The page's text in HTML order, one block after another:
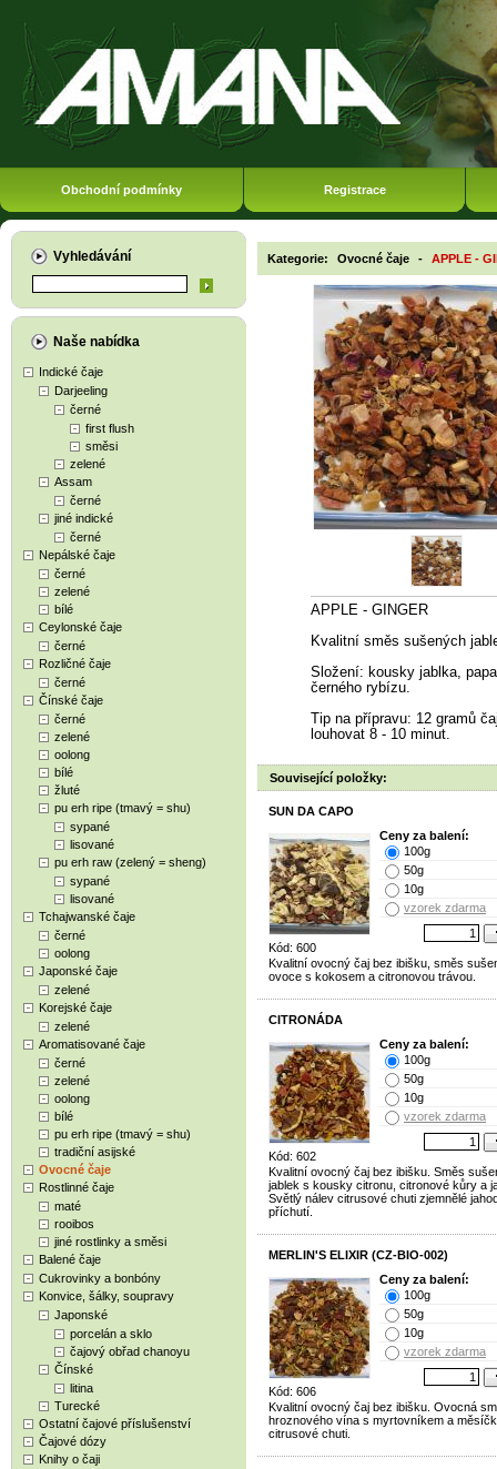
Obchodní podmínky Registrace
Vyhledávání
Naše nabídka
Indické čaje
Darjeeling
černé
first flush
směsi
zelené
Assam
černé
jiné indické
černé
Nepálské čaje
černé
zelené
bílé
Ceylonské čaje
černé
Rozličné čaje
černé
Čínské čaje
černé
zelené
oolong
bílé
žluté
pu erh ripe (tmavý = shu)
sypané
lisované
pu erh raw (zelený = sheng)
sypané
lisované
Tchajwanské čaje
černé
oolong
Japonské čaje
zelené
Korejské čaje
zelené
Aromatisované čaje
černé
zelené
oolong
bílé
pu erh ripe (tmavý = shu)
tradiční asijské
Ovocné čaje
Rostlinné čaje
maté
rooibos
jiné rostlinky a směsi
Balené čaje
Cukrovinky a bonbóny
Konvice, šálky, soupravy
Japonské
porcelán a sklo
čajový obřad chanoyu
Čínské
litina
Turecké
Ostatní čajové příslušenství
Čajové dózy
Knihy o čaji
Kategorie: Ovocné čaje - APPLE -
APPLE - GINGER
Kvalitní směs sušených
Složení: kousky jablka,
černého rybízu.
Tip na přípravu: 12 gramů
louhovat 8 - 10 minut.
Související položky:
SUN DA CAPO
Kód: 600
Ceny za balení:
100g
50g
10g
vzorek zdarma
Kvalitní ovocný čaj bez ibišku, směs
ovoce s kokosem a citronovou trávou.
CITRONÁDA
Kód: 602
Ceny za balení:
100g
50g
10g
vzorek zdarma
Kvalitní ovocný čaj bez ibišku. Směs
jablek s kousky citronu, citronové kůry a
Světlý nálev citrusové chuti zjemnělé
příchutí.
MERLIN'S ELIXIR (CZ-BIO-002)
Kód: 606
Ceny za balení:
100g
50g
10g
vzorek zdarma
Kvalitní ovocný čaj bez ibišku. Ovocná
hroznového vína s myrtovníkem a
citrusové chuti.